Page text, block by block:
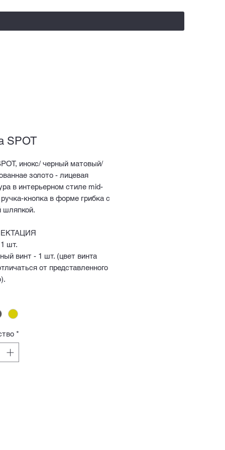
SPOT
инокс/ черный матовый/
золото - лицевая
в интерьерном стиле mid-
кнопка в форме грибка с
шляпкой.
шт.
винт - 1 шт. (цвет винта
от представленного
*